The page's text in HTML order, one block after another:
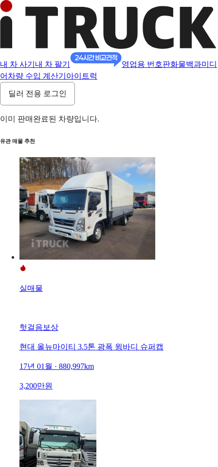
내 차 사기 내 차 팔기 영업용 번호판화물백과미디
어 차량 수입 계산기 아이트럭
딜러 전용 로그인
이미 판매완료된 차량입니다.
유관 매물 추천
실매물
헛걸음보상
현대 올뉴마이티 3.5톤 광폭 윙바디 슈퍼캡
17년 01월 · 880,997km
3,200만원